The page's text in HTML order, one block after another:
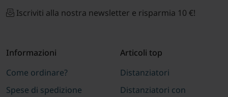
Iscriviti alla nostra newsletter e risparmia 10 €!
Informazioni
Come ordinare?
Spese di spedizione
Articoli top
Distanziatori
Distanziatori con